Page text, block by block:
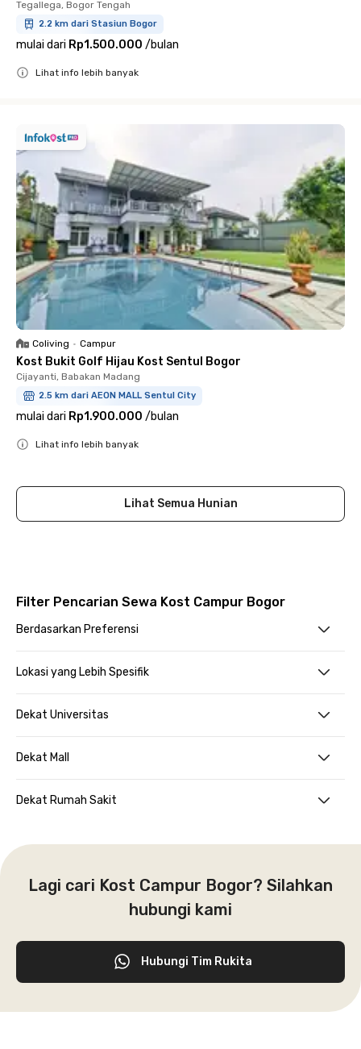
Tegallega, Bogor Tengah
2.2 km dari Stasiun Bogor
mulai dari Rp1.500.000 /bulan
Lihat info lebih banyak
Coliving • Campur
Kost Bukit Golf Hijau Kost Sentul Bogor
Cijayanti, Babakan Madang
2.5 km dari AEON MALL Sentul City
mulai dari Rp1.900.000 /bulan
Lihat info lebih banyak
Lihat Semua Hunian
Filter Pencarian Sewa Kost Campur Bogor
Berdasarkan Preferensi
Lokasi yang Lebih Spesifik
Dekat Universitas
Dekat Mall
Dekat Rumah Sakit
Lagi cari Kost Campur Bogor? Silahkan
hubungi kami
Hubungi Tim Rukita